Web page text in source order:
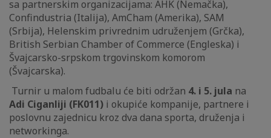
sa partnerskim organizacijama: AHK (Nemačka),
Confindustria (Italija), AmCham (Amerika), SAM
(Srbija), Helenskim privrednim udruženjem (Grčka),
British Serbian Chamber of Commerce (Engleska) i
Švajcarsko-srpskom trgovinskom komorom
(Švajcarska).
Turnir u malom fudbalu će biti održan 4. i 5. jula na
Adi Ciganliji (FK011) i okupiće kompanije, partnere i
poslovnu zajednicu kroz dva dana sporta, druženja i
networkinga.